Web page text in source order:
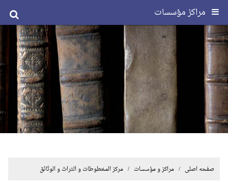
مراکز مؤسسات
صفحه اصلی / مراکز و مؤسسات / مرکز المخطوطات و التراث و الوثائق